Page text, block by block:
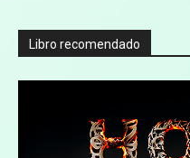
Libro recomendado